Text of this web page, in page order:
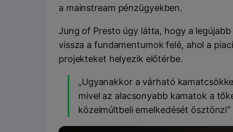
a mainstream pénzügyekben.
Jung of Presto úgy látta, hogy a
vissza a fundamentumok felé, ahol a
projekteket helyezik előtérbe.
„Ugyanakkor a várható
mivel az alacsonyabb kamatok a
közelmúltbeli emelkedését